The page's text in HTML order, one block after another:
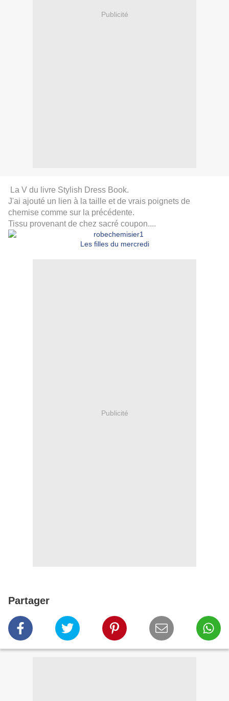
Publicité
La V du livre Stylish Dress Book.
J'ai ajouté un lien à la taille et de vrais poignets de
chemise comme sur la précédente.
Tissu provenant de chez sacré coupon....
Les filles du mercredi
Publicité
Partager